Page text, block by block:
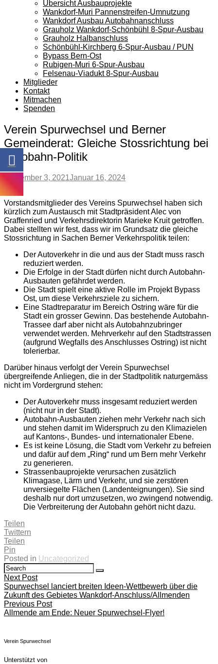
Übersicht Ausbauprojekte
Wankdorf-Muri Pannenstreifen-Umnutzung
Wankdorf Ausbau Autobahnanschluss
Grauholz Wankdorf-Schönbühl 8-Spur-Ausbau
Grauholz Halbanschluss
Schönbühl-Kirchberg 6-Spur-Ausbau / PUN
Bypass Bern-Ost
Rubigen-Muri 6-Spur-Ausbau
Felsenau-Viadukt 8-Spur-Ausbau
Mitglieder
Kontakt
Mitmachen
Spenden
Verein Spurwechsel und Berner
Gemeinderat: Gleiche Stossrichtung bei
Autobahn-Politik
September 3, 2021Januar 16, 2024
Vorstandsmitglieder des Vereins Spurwechsel haben sich
kürzlich zum Austausch mit Stadtpräsident Alec von
Graffenried und Verkehrsdirektorin Marieke Kruit getroffen.
Dabei stellten wir fest, dass wir im Grundsatz die gleiche
Stossrichtung in Sachen Berner Verkehrspolitik teilen:
Der Autoverkehr in die und aus der Stadt muss rasch
reduziert werden.
Die Erfolge in der Stadt dürfen nicht durch Autobahn-
Ausbauten gefährdet werden.
Die Stadt spielt eine aktive Rolle im Projekt Bypass
Ost, um diese Verkehrsziele zu sichern.
Eine Stadtreparatur im Bereich Ostring wäre für die
Stadt ein grosser Gewinn. Das bestehende Autobahn-
Trassee darf aber nicht als Autobahnzubringer
verwendet werden. Mehrverkehr auf den Stadtstrassen
(aufgrund Wegfalls des Anschlusses Ostring) ist nicht
tolerierbar.
Darüber hinaus verfolgt der Verein Spurwechsel
übergreifende Anliegen, die in der Stadtpolitik naturgemäss
nicht im Vordergrund stehen:
Der Autoverkehr muss insgesamt reduziert werden
(nicht nur in der Stadt).
Autobahn-Ausbauten ziehen mehr Verkehr nach sich
und stehen damit im Widerspruch zu den Klimazielen
auf Kantons-, Bundes- und internationaler Ebene.
Es ist keine Lösung, die Stadt vom Verkehr zu befreien
und dafür auf dem „Ring“ rund um Bern mehr Verkehr
zu generieren.
Strassenbauprojekte verursachen zusätzlich
Klimagase, Lärm und Verkehr, und sie zerstören
unversiegelte Flächen (Landenteignungen). Sie sind
deshalb nur dort umzusetzen, wo zwingend notwendig.
Die Verbreiterung der Autobahn gehört nicht dazu.
Teilen
Twittern
Teilen
Pin
Posted in Uncategorized
Search
for:
Search
Beitragsnavigation
Next Post
Spurwechsel lanciert breiten Ideen-Wettbewerb über die
Zukunft des Gebietes Wankdorf-Anschluss/Allmenden
Previous Post
Allmende am Ende: Neuer Spurwechsel-Flyer!
Verein Spurwechsel
Unterstützt von